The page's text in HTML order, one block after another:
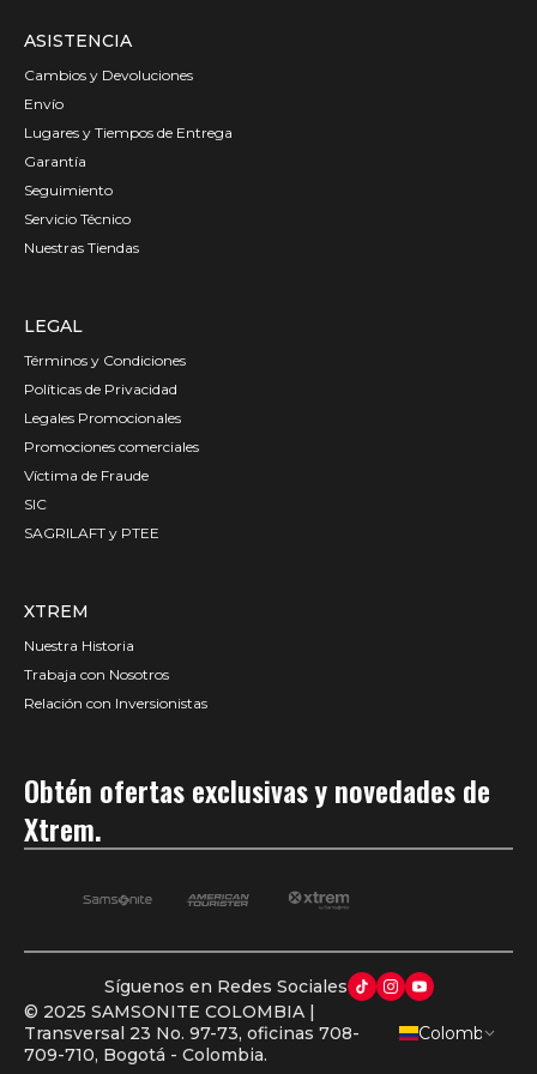
ASISTENCIA
Cambios y Devoluciones
Envío
Lugares y Tiempos de Entrega
Garantía
Seguimiento
Servicio Técnico
Nuestras Tiendas
LEGAL
Términos y Condiciones
Políticas de Privacidad
Legales Promocionales
Promociones comerciales
Víctima de Fraude
SIC
SAGRILAFT y PTEE
XTREM
Nuestra Historia
Trabaja con Nosotros
Relación con Inversionistas
Obtén ofertas exclusivas y novedades de
Xtrem.
Síguenos en Redes Sociales
© 2025 SAMSONITE COLOMBIA |
Transversal 23 No. 97-73, oficinas 708-
709-710, Bogotá - Colombia.
Colombia
AGREGA OTRO PRODUCTO